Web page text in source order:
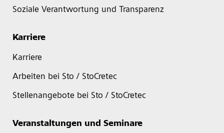
Soziale Verantwortung und Transparenz
Karriere
Karriere
Arbeiten bei Sto / StoCretec
Stellenangebote bei Sto / StoCretec
Veranstaltungen und Seminare